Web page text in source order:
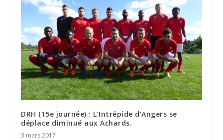
DRH (15e journée) : L’Intrépide d’Angers se
déplace diminué aux Achards.
3 mars 2017